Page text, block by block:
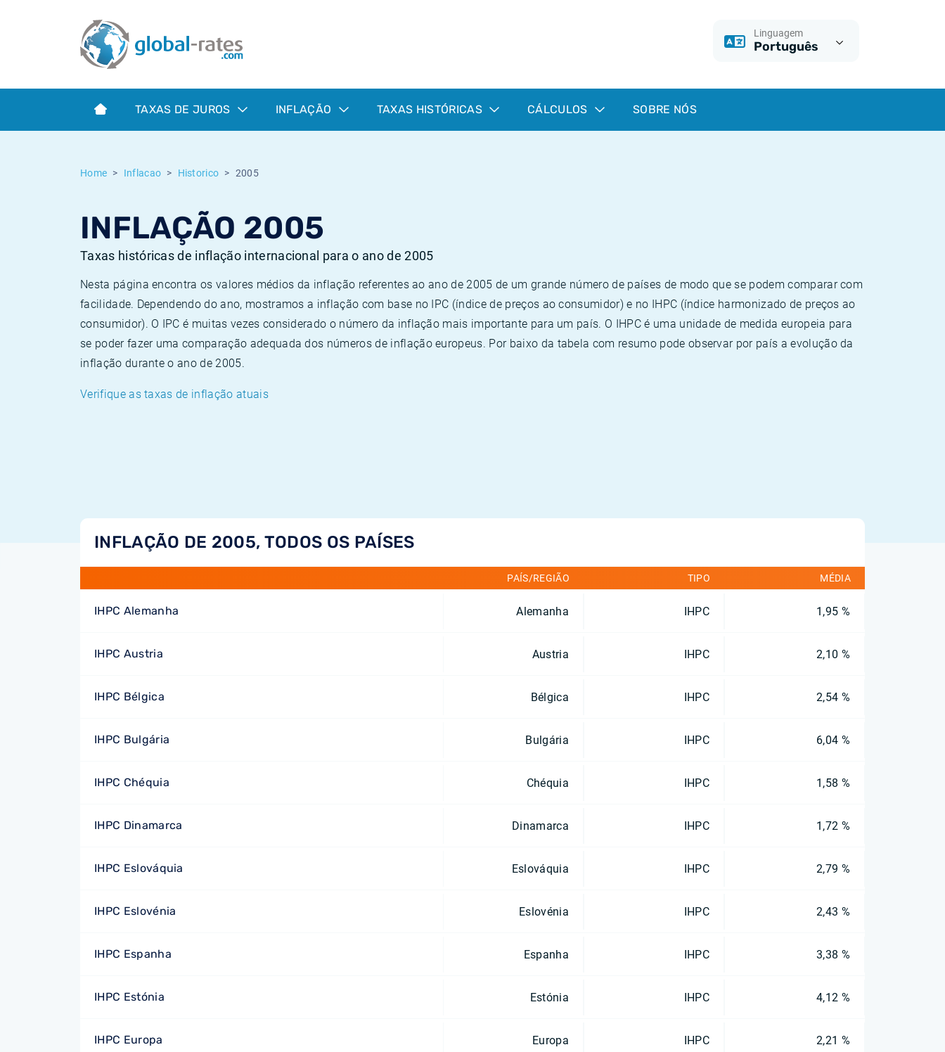
Linguagem
Português
TAXAS DE JUROS INFLAÇÃO TAXAS HISTÓRICAS CÁLCULOS SOBRE NÓS
Home Inflacao Historico 2005
INFLAÇÃO 2005
Taxas históricas de inflação internacional para o ano de 2005
Nesta página encontra os valores médios da inflação referentes ao ano de 2005 de um grande número de países de modo que se podem comparar com
facilidade. Dependendo do ano, mostramos a inflação com base no IPC (índice de preços ao consumidor) e no IHPC (índice harmonizado de preços ao
consumidor). O IPC é muitas vezes considerado o número da inflação mais importante para um país. O IHPC é uma unidade de medida europeia para
se poder fazer uma comparação adequada dos números de inflação europeus. Por baixo da tabela com resumo pode observar por país a evolução da
inflação durante o ano de 2005.
Verifique as taxas de inflação atuais
INFLAÇÃO DE 2005, TODOS OS PAÍSES
PAÍS/REGIÃO TIPO MÉDIA
IHPC Alemanha Alemanha IHPC 1,95 %
IHPC Austria Austria IHPC 2,10 %
IHPC Bélgica Bélgica IHPC 2,54 %
IHPC Bulgária Bulgária IHPC 6,04 %
IHPC Chéquia Chéquia IHPC 1,58 %
IHPC Dinamarca Dinamarca IHPC 1,72 %
IHPC Eslováquia Eslováquia IHPC 2,79 %
IHPC Eslovénia Eslovénia IHPC 2,43 %
IHPC Espanha Espanha IHPC 3,38 %
IHPC Estónia Estónia IHPC 4,12 %
IHPC Europa Europa IHPC 2,21 %
Term SOFR
O que é a inflação do IPC?
O que é a inflação do IHPC?
Taxas Euribor históricas
Taxas ESTER históricas
Taxas de inflação históricas
Calculadora de inflação